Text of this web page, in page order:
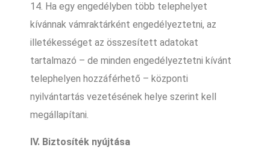
14. Ha egy engedélyben több telephelyet
kívánnak vámraktárként engedélyeztetni, az
illetékességet az összesített adatokat
tartalmazó – de minden engedélyeztetni kívánt
telephelyen hozzáférhető – központi
nyilvántartás vezetésének helye szerint kell
megállapítani.
IV. Biztosíték nyújtása